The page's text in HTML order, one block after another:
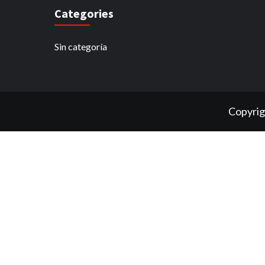
Categories
Sin categoría